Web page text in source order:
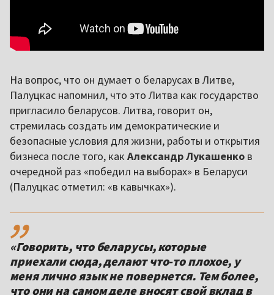
На вопрос, что он думает о беларусах в Литве,
Палуцкас напомнил, что это Литва как государство
пригласило беларусов. Литва, говорит он,
стремилась создать им демократические и
безопасные условия для жизни, работы и открытия
бизнеса после того, как Александр Лукашенко в
очередной раз «победил на выборах» в Беларуси
(Палуцкас отметил: «в кавычках»).
,,
«Говорить, что беларусы, которые
приехали сюда, делают что-то плохое, у
меня лично язык не повернется. Тем более,
что они на самом деле вносят свой вклад в